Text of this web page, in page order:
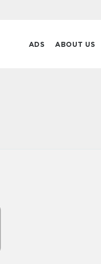
ADS ABOUT US